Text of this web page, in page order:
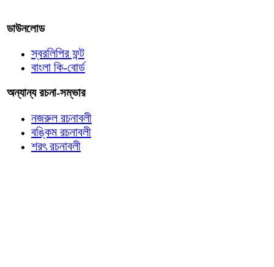
ডাউনলোড
স্বরলিপির ফন্ট
বাংলা কি-বোর্ড
অন্যান্য রচনা-সম্ভার
নজরুল রচনাবলী
বঙ্কিম রচনাবলী
শরৎ রচনাবলী